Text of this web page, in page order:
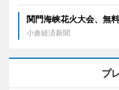
関門海峡花火大会、無
小倉経済新聞
プ